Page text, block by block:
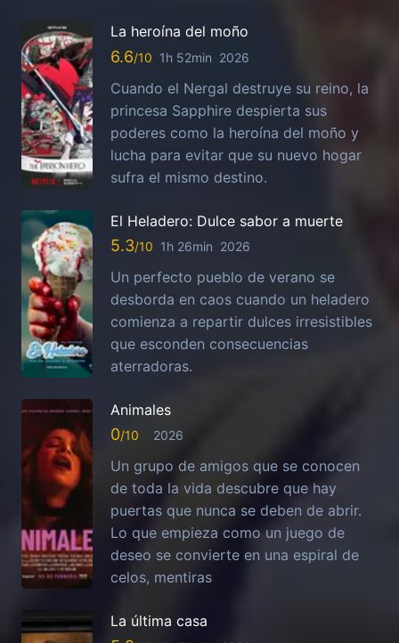
La heroína del moño
6.6 1h 52min 2026
Cuando el Nergal destruye su reino, la
princesa Sapphire despierta sus
poderes como la heroína del moño y
lucha para evitar que su nuevo hogar
sufra el mismo destino.
El Heladero: Dulce sabor a muerte
5.3 1h 26min 2026
Un perfecto pueblo de verano se
desborda en caos cuando un heladero
comienza a repartir dulces irresistibles
que esconden consecuencias
aterradoras.
Animales
0 2026
Un grupo de amigos que se conocen
de toda la vida descubre que hay
puertas que nunca se deben de abrir.
Lo que empieza como un juego de
deseo se convierte en una espiral de
celos, mentiras
La última casa